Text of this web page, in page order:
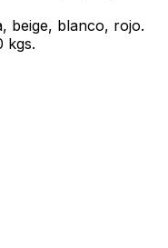
beige, blanco, rojo.
kgs.